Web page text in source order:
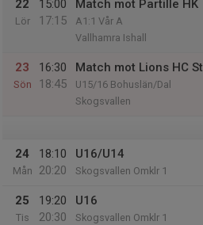
22
Lör
15:00
17:15
Match mot Partille HK
A1:1 Vår A
Vallhamra Ishall
23
Sön
16:30
18:45
Match mot Lions HC
U15/16 Bohuslän/Dal
Skogsvallen
24
Mån
18:10
20:20
U16/U14
Skogsvallen Omklr 1
25
Tis
19:20
20:30
U16
Skogsvallen Omklr 1